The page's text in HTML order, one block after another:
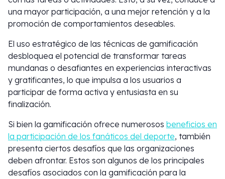
una mayor participación, a una mejor retención y a la
promoción de comportamientos deseables.
El uso estratégico de las técnicas de gamificación
desbloquea el potencial de transformar tareas
mundanas o desafiantes en experiencias interactivas
y gratificantes, lo que impulsa a los usuarios a
participar de forma activa y entusiasta en su
finalización.
Si bien la gamificación ofrece numerosos beneficios en
la participación de los fanáticos del deporte, también
presenta ciertos desafíos que las organizaciones
deben afrontar. Estos son algunos de los principales
desafíos asociados con la gamificación para la